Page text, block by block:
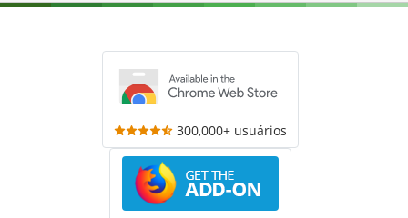
300,000+ usuários